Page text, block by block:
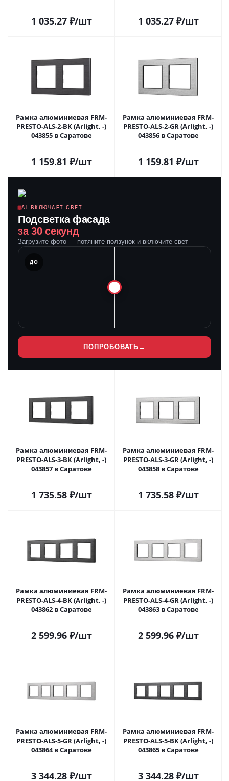
1 035.27₽/шт 1 035.27₽/шт
Рамка алюминиевая FRM-
PRESTO-ALS-2-BK (Arlight, -)
043855 в Саратове
1 159.81 ₽/шт
Рамка алюминиевая FRM-
PRESTO-ALS-2-GR (Arlight, -)
043856 в Саратове
1 159.81 ₽/шт
AI ВКЛЮЧАЕТ СВЕТ
Подсветка фасада
за 30 секунд
Загрузите фото — потяните ползунок и включите свет
ДО
ПОПРОБОВАТЬ →
Рамка алюминиевая FRM-
PRESTO-ALS-3-BK (Arlight, -)
043857 в Саратове
1 735.58₽/шт
Рамка алюминиевая FRM-
PRESTO-ALS-3-GR (Arlight, -)
043858 в Саратове
1 735.58₽/шт
Рамка алюминиевая FRM-
PRESTO-ALS-4-BK (Arlight, -)
043862 в Саратове
2 599.96₽/шт
Рамка алюминиевая FRM-
PRESTO-ALS-4-GR (Arlight, -)
043863 в Саратове
2 599.96₽/шт
Рамка алюминиевая FRM-
PRESTO-ALS-5-GR (Arlight, -)
043864 в Саратове
3 344.28₽/шт
Рамка алюминиевая FRM-
PRESTO-ALS-5-BK (Arlight, -)
043865 в Саратове
3 344.28₽/шт